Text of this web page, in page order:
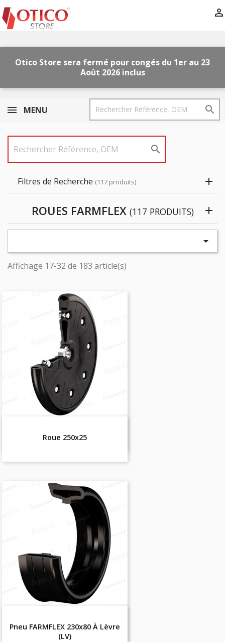

Otico Store sera fermé pour congés du 1er au 23
Août 2026 inclus
MENU 

Filtres de Recherche (117 produits)
ROUES FARMFLEX (117 PRODUITS)

Affichage 17-32 de 183 article(s)
Roue 250x25
Pneu FARMFLEX 230x80 À Lèvre
(LV)